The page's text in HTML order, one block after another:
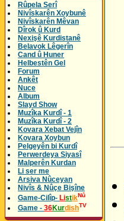
Rûpela Serî
Nivîskarên Xoybunê
Nivîskarên Mêvan
Dîrok û Kurd
Nexişê Kurdistanê
Belavok Lêgerîn
Cand û Huner
Helbestên Gel
Forum
Ankêt
Nuce
Album
Slayd Show
Muzîka Kurdî - 1
Muzîka Kurdî - 2
Kovara Xebat Vejîn
Kovara Xoybun
Pelgeyên bi Kurdî
Perwerdeya Siyasî
Malperên Kurdan
Li ser me
Arsiva Nûceyan
Nivîs & Nûçe Bişîne
Game-Cilîp- ListikNû
Game - 36KurdishTV